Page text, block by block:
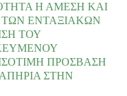
ζητούμε την άμεση έναρξη
– τροφείου για τα άτομα με
στις Στέγες,
προτάθηκαν, καθώς και την
εντός εύλογου
Η ΑΜΕΣΗ ΚΑΙ
ΕΝΤΑΞΙΑΚΩΝ
ΤΟΥ
ΠΡΟΣΒΑΣΗ
ΣΤΗΝ